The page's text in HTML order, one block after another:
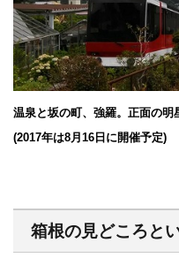
温泉と坂の町、強羅。正面の明
(2017年は8月16日に開催予定)
箱根の見どころと